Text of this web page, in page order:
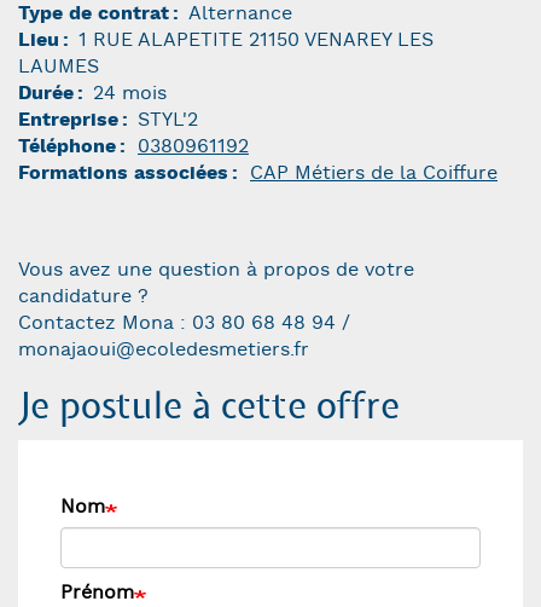
Type de contrat
Alternance
Lieu
1 RUE ALAPETITE 21150 VENAREY LES
LAUMES
Durée
24 mois
Entreprise
STYL'2
Téléphone
0380961192
Formations associées
CAP Métiers de la Coiffure
Vous avez une question à propos de votre
candidature ?
Contactez Mona : 03 80 68 48 94 /
monajaoui@ecoledesmetiers.fr
Je postule à cette offre
Nom
Prénom